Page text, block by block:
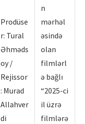
Prodüse
r: Tural
Əhməds
oy /
Rejissor
: Murad
Allahver
di
n
mərhəl
əsində
olan
filmlərl
ə bağlı
“2025-ci
il üzrə
filmlərə